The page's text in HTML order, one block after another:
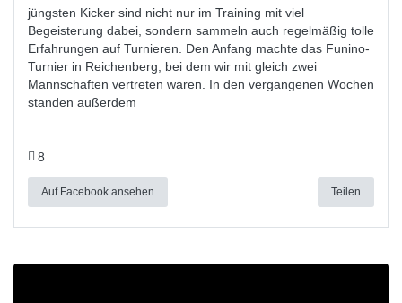
jüngsten Kicker sind nicht nur im Training mit viel
Begeisterung dabei, sondern sammeln auch regelmäßig tolle
Erfahrungen auf Turnieren. Den Anfang machte das Funino-
Turnier in Reichenberg, bei dem wir mit gleich zwei
Mannschaften vertreten waren. In den vergangenen Wochen
standen außerdem
8
Auf Facebook ansehen Teilen